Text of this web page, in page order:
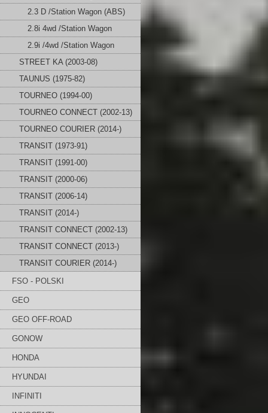
2.3 D /Station Wagon (ABS)
2.8i 4wd /Station Wagon
2.9i /4wd /Station Wagon
STREET KA (2003-08)
TAUNUS (1975-82)
TOURNEO (1994-00)
TOURNEO CONNECT (2002-13)
TOURNEO COURIER (2014-)
TRANSIT (1973-91)
TRANSIT (1991-00)
TRANSIT (2000-06)
TRANSIT (2006-14)
TRANSIT (2014-)
TRANSIT CONNECT (2002-13)
TRANSIT CONNECT (2013-)
TRANSIT COURIER (2014-)
FSO - POLSKI
GEO
GEO OFF-ROAD
GONOW
HONDA
HYUNDAI
INFINITI